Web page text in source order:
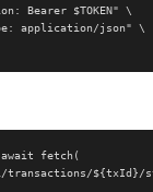
Bearer $TOKEN" \
application/json" \
fetch(
transactions/${txId}/